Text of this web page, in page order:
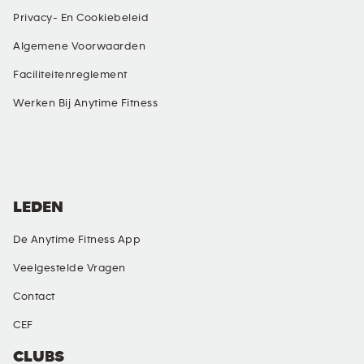
Privacy- En Cookiebeleid
Algemene Voorwaarden
Faciliteitenreglement
Werken Bij Anytime Fitness
CLUBS
LEDEN
De Anytime Fitness App
Veelgestelde Vragen
Contact
CEF